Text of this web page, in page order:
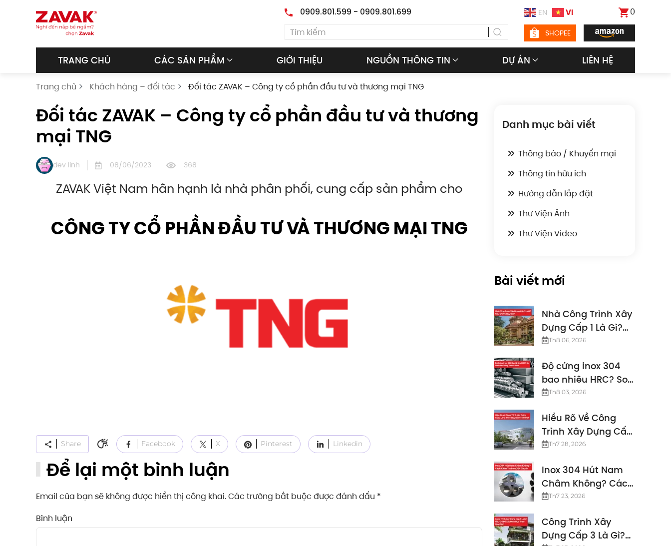
Skip to main content
0909.801.599 - 0909.801.699 EN VI 0
SHOPEE
TRANG CHỦ CÁC SẢN PHẨM GIỚI THIỆU NGUỒN THÔNG TIN DỰ ÁN LIÊN HỆ
Trang chủ Khách hàng – đối tác Đối tác ZAVAK – Công ty cổ phần đầu tư và thương mại TNG
Đối tác ZAVAK – Công ty cổ phần đầu tư và thương
mại TNG
dev linh 08/06/2023 368
ZAVAK Việt Nam hân hạnh là nhà phân phối, cung cấp sản phẩm cho
CÔNG TY CỔ PHẦN ĐẦU TƯ VÀ THƯƠNG MẠI TNG
Share Facebook X Pinterest Linkedin
Để lại một bình luận
Email của bạn sẽ không được hiển thị công khai. Các trường bắt buộc được đánh dấu *
Bình luận
Danh mục bài viết
Thông báo / Khuyến mại
Thông tin hữu ích
Hướng dẫn lắp đặt
Thư Viện Ảnh
Thư Viện Video
Bài viết mới
Nhà Công Trình Xây
Dựng Cấp 1 Là Gì?
Tiêu Chí Và Quy
Th8 06, 2026
Độ cứng inox 304
bao nhiêu HRC? So
sánh độ cứng thép
Th8 03, 2026
Hiểu Rõ Về Công
Trình Xây Dựng Cấp
2 Là Gì Theo Quy
Th7 28, 2026
Inox 304 Hút Nam
Châm Không? Cách
Kiểm Tra Inox 304
Th7 23, 2026
Công Trình Xây
Dựng Cấp 3 Là Gì?